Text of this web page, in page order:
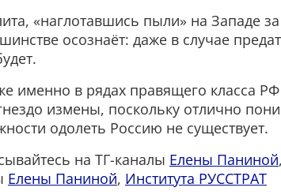
«наглотавшись пыли» на Западе
осознаёт: даже в случае
именно в рядах правящего класса
измены, поскольку отлично
одолеть Россию не существует.
на ТГ-каналы Елены Паниной,
Елены Паниной, Института РУССТРАТ